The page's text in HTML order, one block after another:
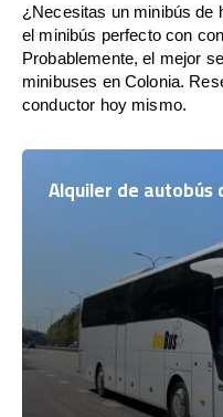
¿Necesitas un minibús de
el minibús perfecto con
Probablemente, el mejor
minibuses en Colonia.
conductor hoy mismo.
Alquiler de autobús